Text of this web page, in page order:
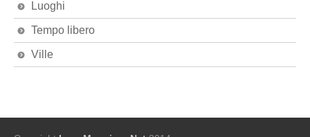
Luoghi
Tempo libero
Ville